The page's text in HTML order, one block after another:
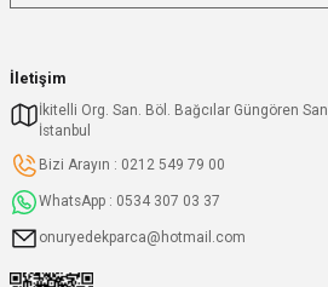
İletişim
İkitelli Org. San. Böl. Bağcılar Güngören
İstanbul
Bizi Arayın : 0212 549 79 00
WhatsApp : 0534 307 03 37
onuryedekparca@hotmail.com